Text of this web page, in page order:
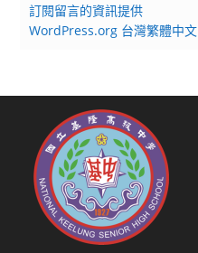
訂閱留言的資訊提供
WordPress.org 台灣繁體中文